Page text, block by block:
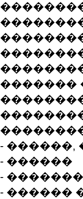
�������
-
- ������
-
- ������